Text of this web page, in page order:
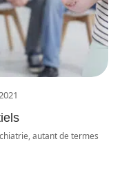
autant de termes